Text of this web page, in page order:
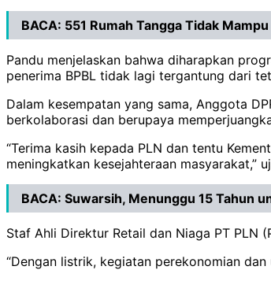
BACA: 551 Rumah Tangga Tidak
Pandu menjelaskan bahwa diharapkan
penerima BPBL tidak lagi tergantung dari
Dalam kesempatan yang sama, Anggota
berkolaborasi dan berupaya
“Terima kasih kepada PLN dan tentu
meningkatkan kesejahteraan masyarakat,”
BACA: Suwarsih, Menunggu 15 Tahun
Staf Ahli Direktur Retail dan Niaga PT PLN
“Dengan listrik, kegiatan perekonomian